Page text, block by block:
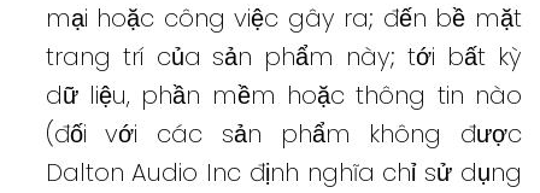
mại hoặc công việc gây ra; đến bề mặt
trang trí của sản phẩm này;tới bất kỳ
dữ liệu, phần mềm hoặc thông tin nào
(đối với các sản phẩm không được
Dalton Audio Inc định nghĩa chỉ sử dụng